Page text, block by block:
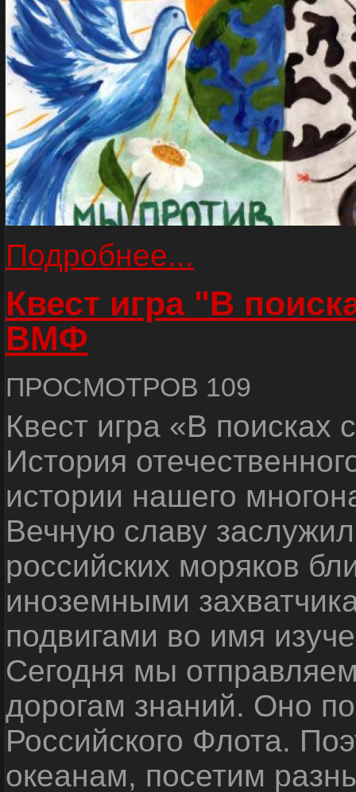
Подробнее...
Квест игра "В
ВМФ
ПРОСМОТРОВ 109
Квест игра «В
История
истории нашего
Вечную славу
российских моряков
иноземными
подвигами во имя
Сегодня мы
дорогам знаний. Оно
Российского Флота.
океанам, посетим